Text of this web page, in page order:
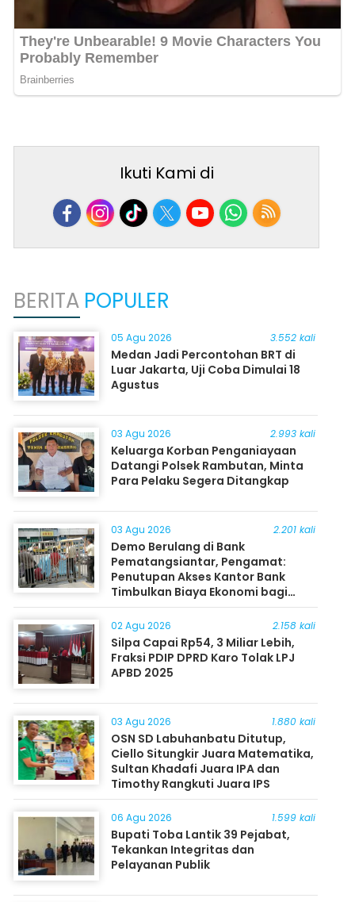
Ikuti Kami di
BERITA POPULER
05 Agu 2026 3.552 kali
Medan Jadi Percontohan BRT di
Luar Jakarta, Uji Coba Dimulai 18
Agustus
03 Agu 2026 2.993 kali
Keluarga Korban Penganiayaan
Datangi Polsek Rambutan, Minta
Para Pelaku Segera Ditangkap
03 Agu 2026 2.201 kali
Demo Berulang di Bank
Pematangsiantar, Pengamat:
Penutupan Akses Kantor Bank
Timbulkan Biaya Ekonomi bagi
Masyarakat
02 Agu 2026 2.158 kali
Silpa Capai Rp54, 3 Miliar Lebih,
Fraksi PDIP DPRD Karo Tolak LPJ
APBD 2025
03 Agu 2026 1.880 kali
OSN SD Labuhanbatu Ditutup,
Ciello Situngkir Juara Matematika,
Sultan Khadafi Juara IPA dan
Timothy Rangkuti Juara IPS
06 Agu 2026 1.599 kali
Bupati Toba Lantik 39 Pejabat,
Tekankan Integritas dan
Pelayanan Publik